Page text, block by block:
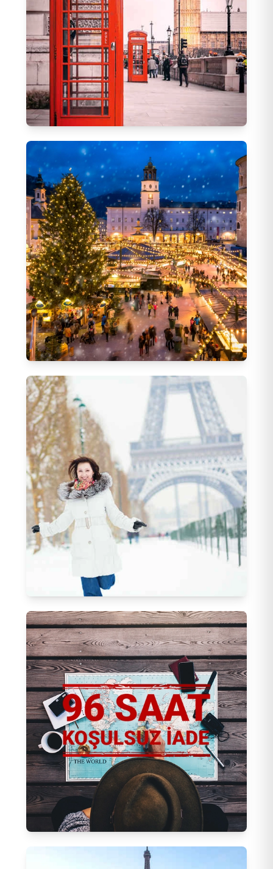
Ekstra Turlar ve Çevre Gezileri Dahil
Tur
Yılbaşı Turları
126 Tur
Sömestir - Ara Tatil Turları
248Tur
Deluxe Turlar